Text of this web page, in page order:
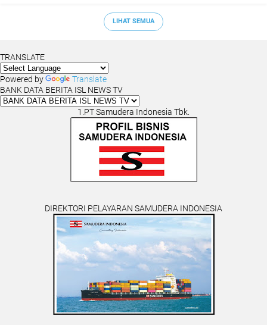
LIHAT SEMUA
TRANSLATE
Powered by
Translate
BANK DATA BERITA ISL NEWS TV
1.PT Samudera Indonesia Tbk.
DIREKTORI PELAYARAN SAMUDERA INDONESIA